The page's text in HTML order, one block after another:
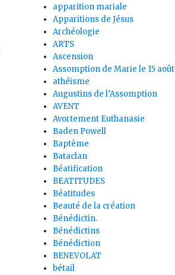
apparition mariale
Apparitions de Jésus
Archéologie
ARTS
Ascension
Assomption de Marie le 15 août
athéisme
Augustins de l’Assomption
AVENT
Avortement Euthanasie
Baden Powell
Baptème
Bataclan
Béatification
BEATITUDES
Béatitudes
Beauté de la création
Bénédictin.
Bénédictins
Bénédiction
BENEVOLAT
bétail